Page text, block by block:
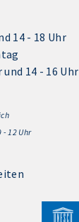
14 - 18 Uhr
14 - 16 Uhr
- 12 Uhr